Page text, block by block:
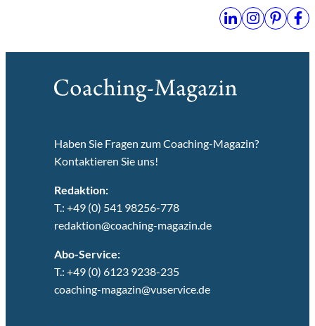
Haben Sie Fragen zum Coaching-Magazin?
Kontaktieren Sie uns!
Redaktion:
T.: +49 (0) 541 98256-778
redaktion@coaching-magazin.de
Abo-Service:
T.: +49 (0) 6123 9238-235
coaching-magazin@vuservice.de